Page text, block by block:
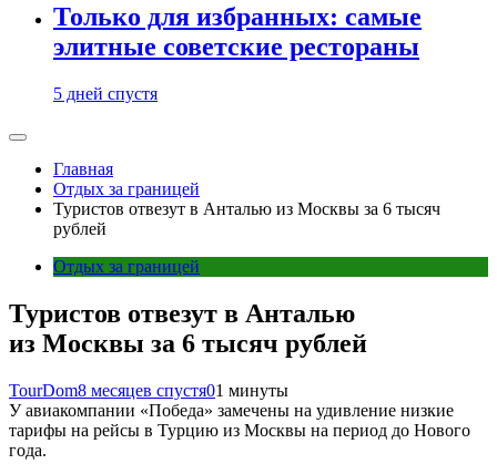
Только для избранных: самые
элитные советские рестораны
5 дней спустя
Главная
Отдых за границей
Туристов отвезут в Анталью из Москвы за 6 тысяч
рублей
Отдых за границей
Туристов отвезут в Анталью
из Москвы за 6 тысяч рублей
TourDom8 месяцев спустя01 минуты
У авиакомпании «Победа» замечены на удивление низкие
тарифы на рейсы в Турцию из Москвы на период до Нового
года.